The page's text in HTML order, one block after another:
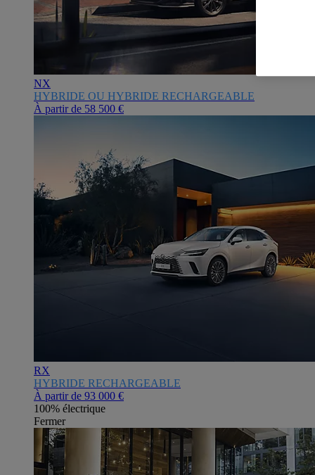
NX
HYBRIDE OU HYBRIDE RECHARGEABLE
À partir de 58 500 €
RX
HYBRIDE RECHARGEABLE
À partir de 93 000 €
100% électrique
Fermer